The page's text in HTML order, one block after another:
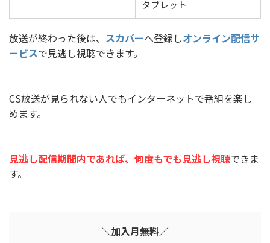
タブレット
放送が終わった後は、 スカパーへ登録しオンライン配信サ
ービスで見逃し視聴できます。
CS放送が見られない人でもインターネットで番組を楽し
めます。
見逃し配信期間内であれば、何度もでも見逃し視聴できま
す。
＼加入月無料／